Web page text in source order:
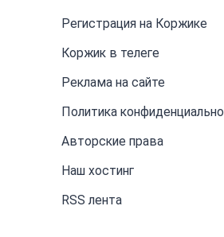
Регистрация на Коржике
Коржик в телеге
Реклама на сайте
Политика
Авторские права
Наш хостинг
RSS лента